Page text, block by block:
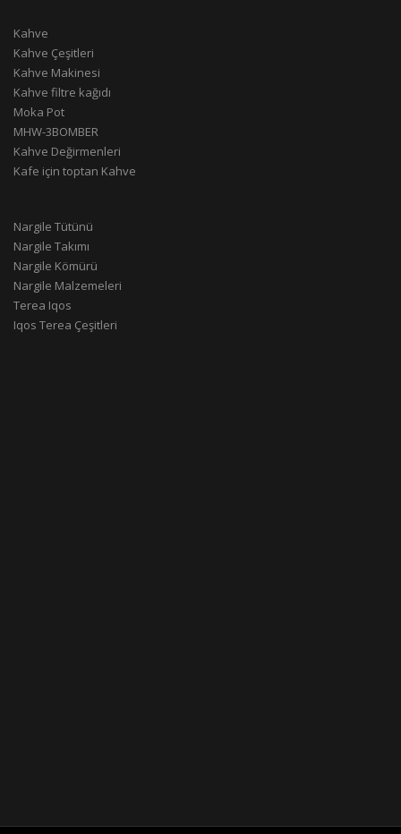
Kahve
Kahve Çeşitleri
Kahve Makinesi
Kahve filtre kağıdı
Moka Pot
MHW-3BOMBER
Kahve Değirmenleri
Kafe için toptan Kahve
Nargile Tütünü
Nargile Takımı
Nargile Kömürü
Nargile Malzemeleri
Terea Iqos
Iqos Terea Çeşitleri